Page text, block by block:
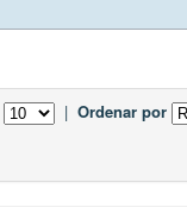
| Ordenar por